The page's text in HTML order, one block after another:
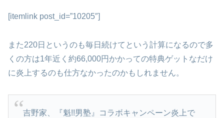
[itemlink post_id=”10205″]
また220日というのも毎日続けてという計算になるので多
くの方は1年近く約66,000円かかっての特典ゲットなだけ
に炎上するのも仕方なかったのかもしれません。
吉野家、『魁!!男塾』コラボキャンペーン炎上で